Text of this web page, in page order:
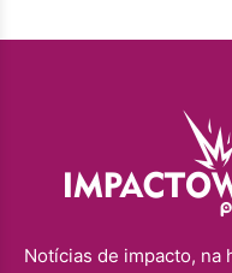
Notícias de impacto, na